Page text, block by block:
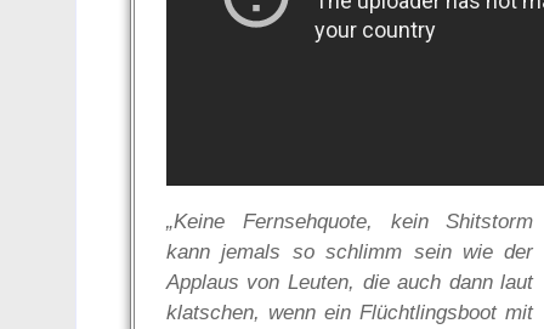
„Keine Fernsehquote, kein Shitstorm
kann jemals so schlimm sein wie der
Applaus von Leuten, die auch dann laut
klatschen, wenn ein Flüchtlingsboot mit